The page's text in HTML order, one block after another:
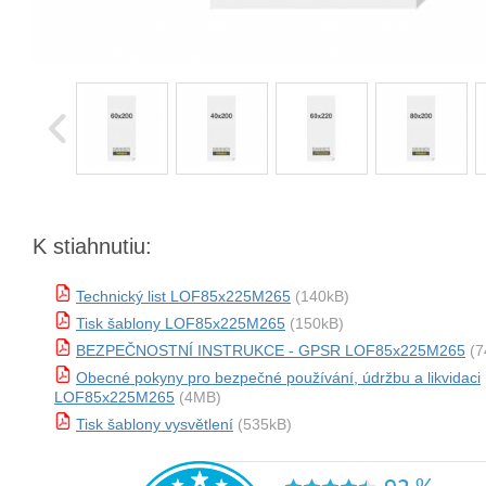
K stiahnutiu:
Technický list LOF85x225M265 (140kB)
Tisk šablony LOF85x225M265 (150kB)
BEZPEČNOSTNÍ INSTRUKCE - GPSR LOF85x225M265
Obecné pokyny pro bezpečné používání, údržbu a likvidaci
LOF85x225M265 (4MB)
Tisk šablony vysvětlení (535kB)